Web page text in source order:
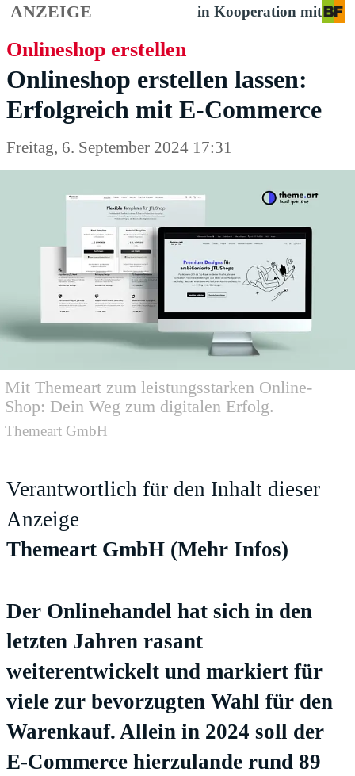
ANZEIGE in Kooperation mit
Onlineshop erstellen
Onlineshop erstellen lassen:
Erfolgreich mit E-Commerce
Mit Themeart zum leistungsstarken Online-
Shop: Dein Weg zum digitalen Erfolg.
Themeart GmbH
Verantwortlich für den Inhalt dieser
Anzeige
Themeart GmbH (Mehr Infos)
Freitag, 6. September 2024 17:31
Der Onlinehandel hat sich in den
letzten Jahren rasant
weiterentwickelt und markiert für
viele zur bevorzugten Wahl für den
Warenkauf. Allein in 2024 soll der
E-Commerce hierzulande rund 89